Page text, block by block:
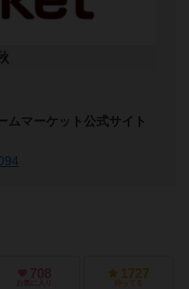
ムマーケット公式サイト
708
お気に入り
1727
持ってる